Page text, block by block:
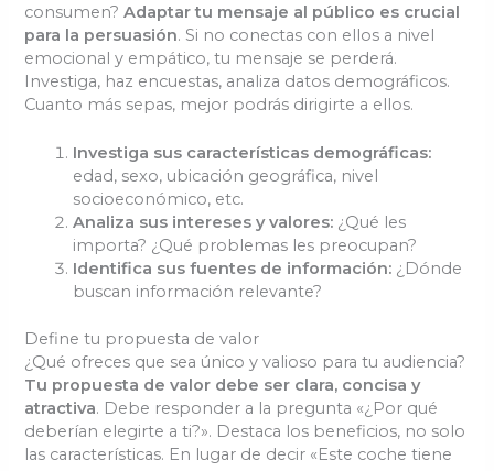
consumen?Adaptar tu mensaje al público es crucial
para la persuasión. Si no conectas con ellos a nivel
emocional y empático, tu mensaje se perderá.
Investiga, haz encuestas, analiza datos demográficos.
Cuanto más sepas, mejor podrás dirigirte a ellos.
Investiga sus características demográficas:
edad, sexo, ubicación geográfica, nivel
socioeconómico, etc.
Analiza sus intereses y valores: ¿Qué les
importa? ¿Qué problemas les preocupan?
Identifica sus fuentes de información: ¿Dónde
buscan información relevante?
Define tu propuesta de valor
¿Qué ofreces que sea único y valioso para tu audiencia?
Tu propuesta de valor debe ser clara, concisa y
atractiva. Debe responder a la pregunta «¿Por qué
deberían elegirte a ti?». Destaca los beneficios, no solo
las características. En lugar de decir «Este coche tiene